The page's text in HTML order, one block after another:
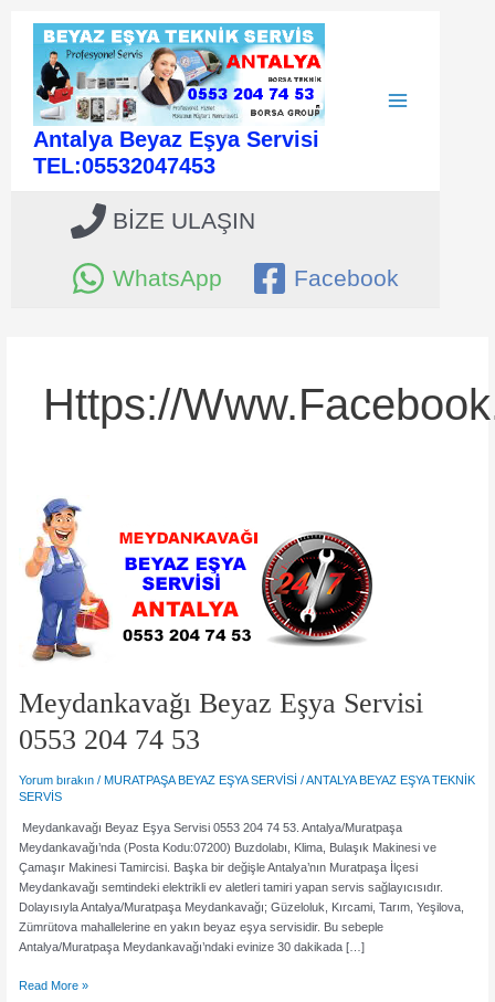
Antalya Beyaz Eşya Servisi
TEL:05532047453
BİZE ULAŞIN
WhatsApp Facebook
Https://
Meydankavağı Beyaz Eşya Servisi
0553 204 74 53
Yorum bırakın / MURATPAŞA BEYAZ EŞYA SERVİSİ /ANTALYA BEYAZ EŞYA TEKNİK
SERVİS
Meydankavağı Beyaz Eşya Servisi 0553 204 74 53. Antalya/Muratpaşa
Meydankavağı’nda (Posta Kodu:07200) Buzdolabı, Klima, Bulaşık Makinesi ve
Çamaşır Makinesi Tamircisi. Başka bir değişle Antalya’nın Muratpaşa İlçesi
Meydankavağı semtindeki elektrikli ev aletleri tamiri yapan servis sağlayıcısıdır.
Dolayısıyla Antalya/Muratpaşa Meydankavağı; Güzeloluk, Kırcami, Tarım, Yeşilova,
Zümrütova mahallelerine en yakın beyaz eşya servisidir. Bu sebeple
Antalya/Muratpaşa Meydankavağı’ndaki evinize 30 dakikada […]
Meydankavağı
Read More »